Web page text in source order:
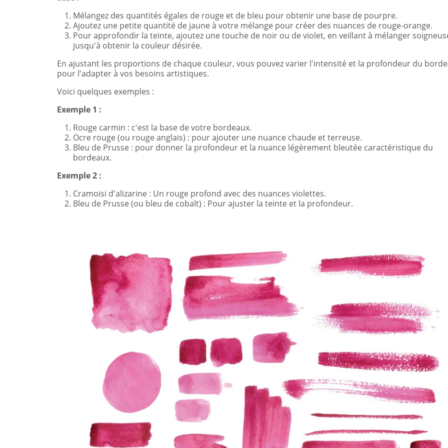
Mélangez des quantités égales de rouge et de bleu pour obtenir une base de pourpre.
Ajoutez une petite quantité de jaune à votre mélange pour créer des nuances de rouge-orange.
Pour approfondir la teinte, ajoutez une touche de noir ou de violet, en veillant à mélanger
jusqu'à obtenir la couleur désirée.
En ajustant les proportions de chaque couleur, vous pouvez varier l'intensité et la profondeur du
pour l'adapter à vos besoins artistiques.
Voici quelques exemples :
Exemple 1 :
Rouge carmin : c'est la base de votre bordeaux.
Ocre rouge (ou rouge anglais) : pour ajouter une nuance chaude et terreuse.
Bleu de Prusse : pour donner la profondeur et la nuance légèrement bleutée caractéristique du
bordeaux.
Exemple 2 :
Cramoisi d'alizarine : Un rouge profond avec des nuances violettes.
Bleu de Prusse (ou bleu de cobalt) : Pour ajuster la teinte et la profondeur.